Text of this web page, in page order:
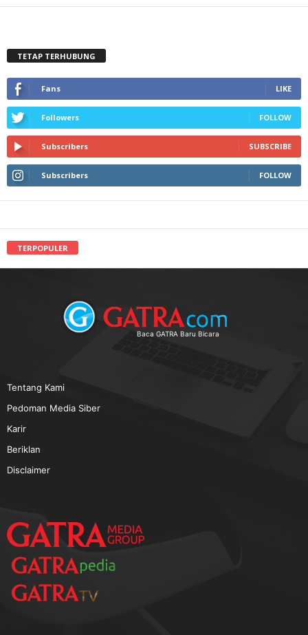
TETAP TERHUBUNG
Fans LIKE
Followers FOLLOW
Subscribers SUBSCRIBE
Subscribers FOLLOW
TERPOPULER